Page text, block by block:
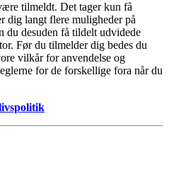
tilmeldt. Det tager kun få
dig langt flere muligheder på
du desuden få tildelt udvidede
Før du tilmelder dig bedes du
vilkår for anvendelse og
for de forskellige fora når du